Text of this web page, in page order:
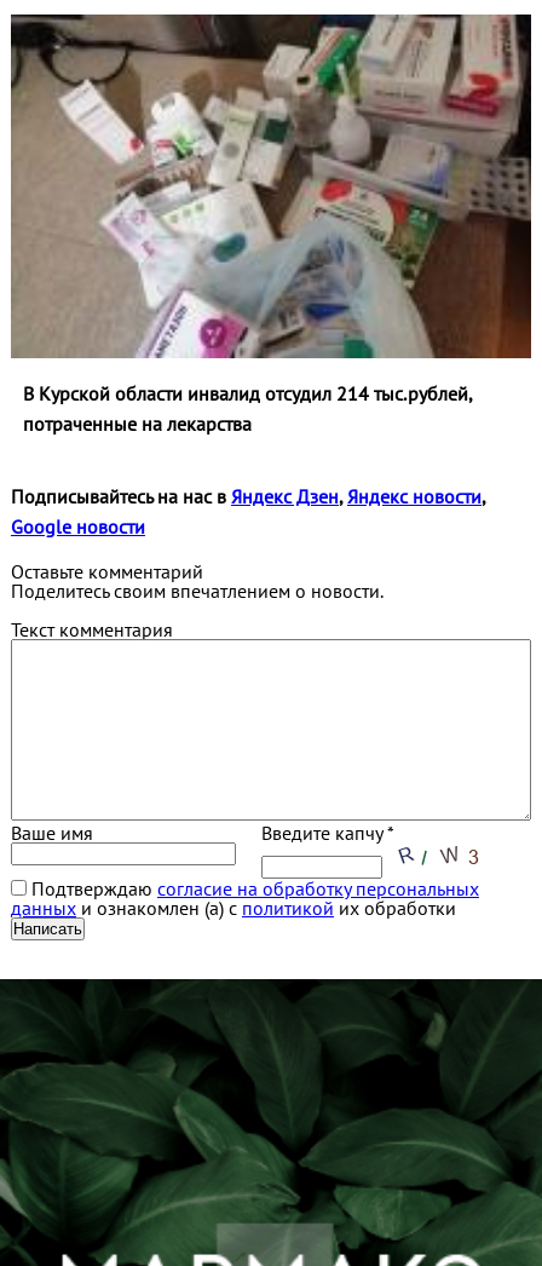
В Курской области инвалид отсудил 214 тыс.рублей,
потраченные на лекарства
Подписывайтесь на нас в Яндекс Дзен,Яндекс новости,
Google новости
Оставьте комментарий
Поделитесь своим впечатлением о новости.
Текст комментария
Ваше имя Введите капчу *
Подтверждаю согласие на обработку персональных
данныхи ознакомлен (а) с политикой их обработки